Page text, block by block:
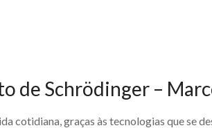
de Schrödinger –
cotidiana, graças às tecnologias que se